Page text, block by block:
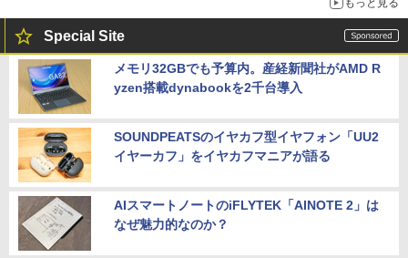
Special Site
メモリ32GBでも予算内。産経新聞社がAMD R
yzen搭載dynabookを2千台導入
SOUNDPEATSのイヤカフ型イヤフォン「UU2
イヤーカフ」をイヤカフマニアが語る
AIスマートノートのiFLYTEK「AINOTE 2」は
なぜ魅力的なのか？